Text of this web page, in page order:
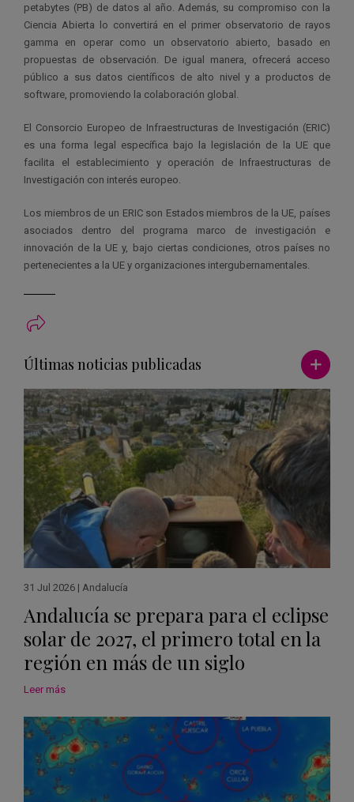
petabytes (PB) de datos al año. Además, su compromiso con la
Ciencia Abierta lo convertirá en el primer observatorio de rayos
gamma en operar como un observatorio abierto, basado en
propuestas de observación. De igual manera, ofrecerá acceso
público a sus datos científicos de alto nivel y a productos de
software, promoviendo la colaboración global.
El Consorcio Europeo de Infraestructuras de Investigación (ERIC)
es una forma legal específica bajo la legislación de la UE que
facilita el establecimiento y operación de Infraestructuras de
Investigación con interés europeo.
Los miembros de un ERIC son Estados miembros de la UE, países
asociados dentro del programa marco de investigación e
innovación de la UE y, bajo ciertas condiciones, otros países no
pertenecientes a la UE y organizaciones intergubernamentales.
Últimas noticias publicadas Ver más
31 Jul 2026 | Andalucía
Andalucía se prepara para el eclipse
solar de 2027, el primero total en la
región en más de un siglo
Leer más